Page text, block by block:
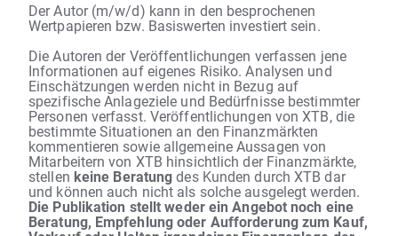
Der Autor (m/w/d) kann in den besprochenen
Wertpapieren bzw. Basiswerten investiert sein.
Die Autoren der Veröffentlichungen verfassen jene
Informationen auf eigenes Risiko. Analysen und
Einschätzungen werden nicht in Bezug auf
spezifische Anlageziele und Bedürfnisse bestimmter
Personen verfasst. Veröffentlichungen von XTB, die
bestimmte Situationen an den Finanzmärkten
kommentieren sowie allgemeine Aussagen von
Mitarbeitern von XTB hinsichtlich der Finanzmärkte,
stellen keine Beratungdes Kunden durch XTB dar
und können auch nicht als solche ausgelegt werden.
Die Publikation stellt weder ein Angebot noch eine
Beratung, Empfehlung oder Aufforderung zum Kauf,